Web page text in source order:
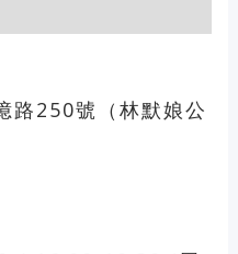
路250號（林默娘公